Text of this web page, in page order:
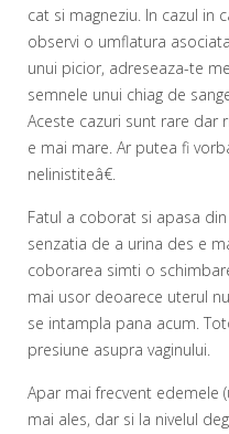
cat si magneziu. In cazul in
observi o umflatura
unui picior, adreseaza-te
semnele unui chiag de
Aceste cazuri sunt rare dar
e mai mare. Ar putea fi
nelinistiteâ€.
Fatul a coborat si apasa
senzatia de a urina des e
coborarea simti o
mai usor deoarece uterul
se intampla pana acum.
presiune asupra vaginului.
Apar mai frecvent edemele
mai ales, dar si la nivelul